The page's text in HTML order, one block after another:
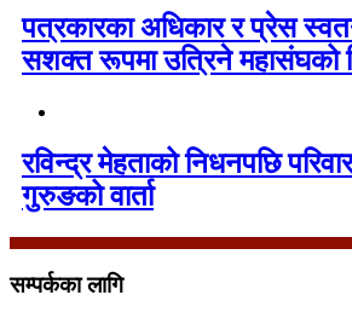
पत्रकारका अधिकार र प्रेस
सशक्त रूपमा उत्रिने महासंघको
रविन्द्र मेहताको निधनपछि
गुरुङको वार्ता
सम्पर्कका लागि